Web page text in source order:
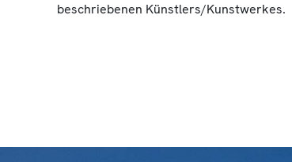
beschriebenen Künstlers/Kunstwerkes.